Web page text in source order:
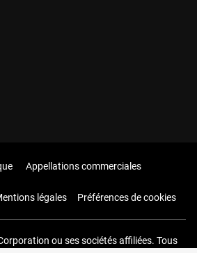
Appellations commerciales
légales Préférences de cookies
ou ses sociétés affiliées. Tous